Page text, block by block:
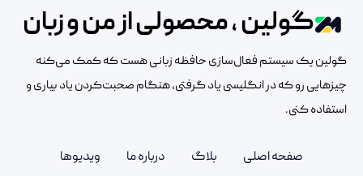
گولین ، محصولی از من و زبان
گولین یک سیستم فعال‌سازی حافظه زبانی هست که کمک می‌کنه
چیزهایی رو که در انگلیسی یاد گرفتی، هنگام صحبت‌کردن یاد بیاری و
استفاده کنی.
صفحه اصلی بلاگ درباره ما ویدیوها